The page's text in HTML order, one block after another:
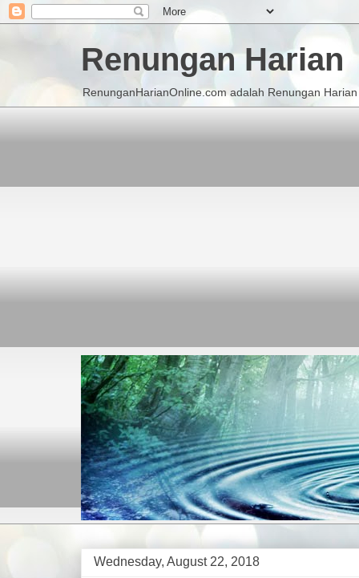
Renungan Harian
RenunganHarianOnline.com adalah Renungan
Wednesday, August 22, 2018